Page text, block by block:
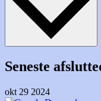
Seneste
okt 29 2024